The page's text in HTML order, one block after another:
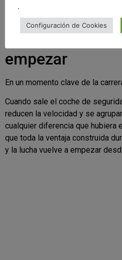
🚨 Safety Car:
empezar
En un momento clave de la
Cuando sale el coche de
reducen la velocidad y se
cualquier diferencia que hubiera
que toda la ventaja construida
y la lucha vuelve a empezar
.
Configuración de Cookies